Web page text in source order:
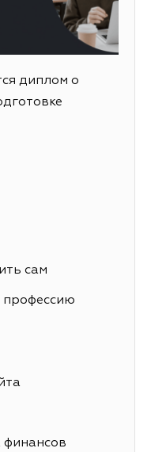
диплом о
сам
профессию